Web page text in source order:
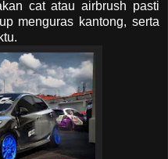
cat atau airbrush pasti
menguras kantong, serta